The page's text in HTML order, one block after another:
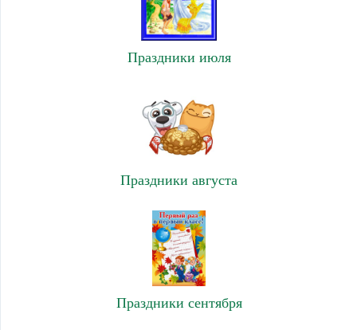
Праздники июля
Праздники августа
Праздники сентября